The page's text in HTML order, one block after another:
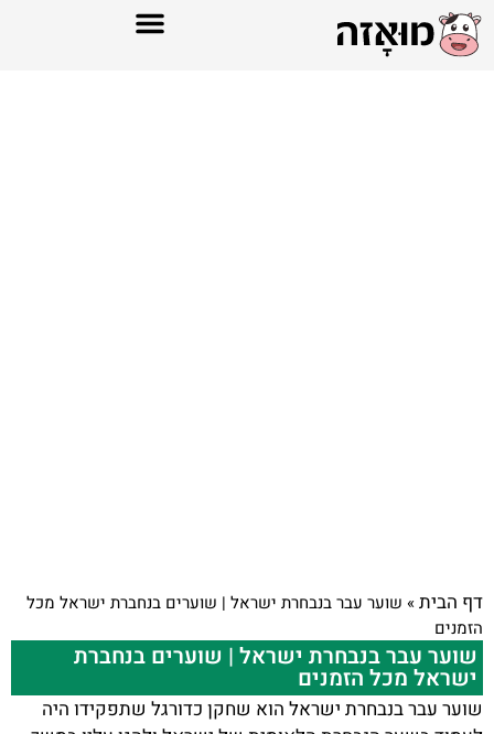
דף הבית» שוער עבר בנבחרת ישראל | שוערים בנחברת ישראל מכל
הזמנים
שוער עבר בנבחרת ישראל | שוערים בנחברת
ישראל מכל הזמנים
שוער עבר בנבחרת ישראל הוא שחקן כדורגל שתפקידו היה